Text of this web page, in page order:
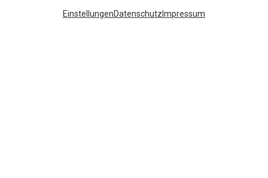
EinstellungenDatenschutz Impressum